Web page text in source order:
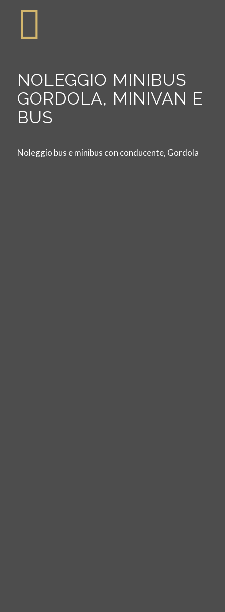
NOLEGGIO MINIBUS
GORDOLA, MINIVAN E
BUS
Noleggio bus e minibus con conducente, Gordola